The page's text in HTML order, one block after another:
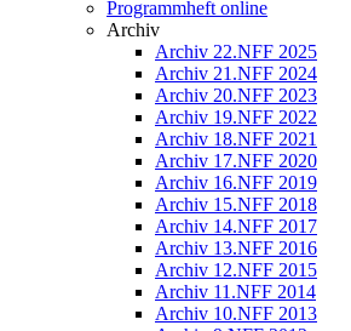
Programmheft online
Archiv
Archiv 22.NFF 2025
Archiv 21.NFF 2024
Archiv 20.NFF 2023
Archiv 19.NFF 2022
Archiv 18.NFF 2021
Archiv 17.NFF 2020
Archiv 16.NFF 2019
Archiv 15.NFF 2018
Archiv 14.NFF 2017
Archiv 13.NFF 2016
Archiv 12.NFF 2015
Archiv 11.NFF 2014
Archiv 10.NFF 2013